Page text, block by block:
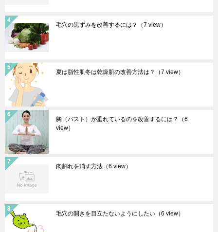
毛穴の黒ずみを改善するには？ （7 view）
夏は脂性肌冬は乾燥肌の改善方法は？ （7 view）
胸（バスト）が垂れているのを改善するには？
（6
view）
肉割れを消す方法 （6 view）
毛穴の開きを目立たないようにしたい （6 view）